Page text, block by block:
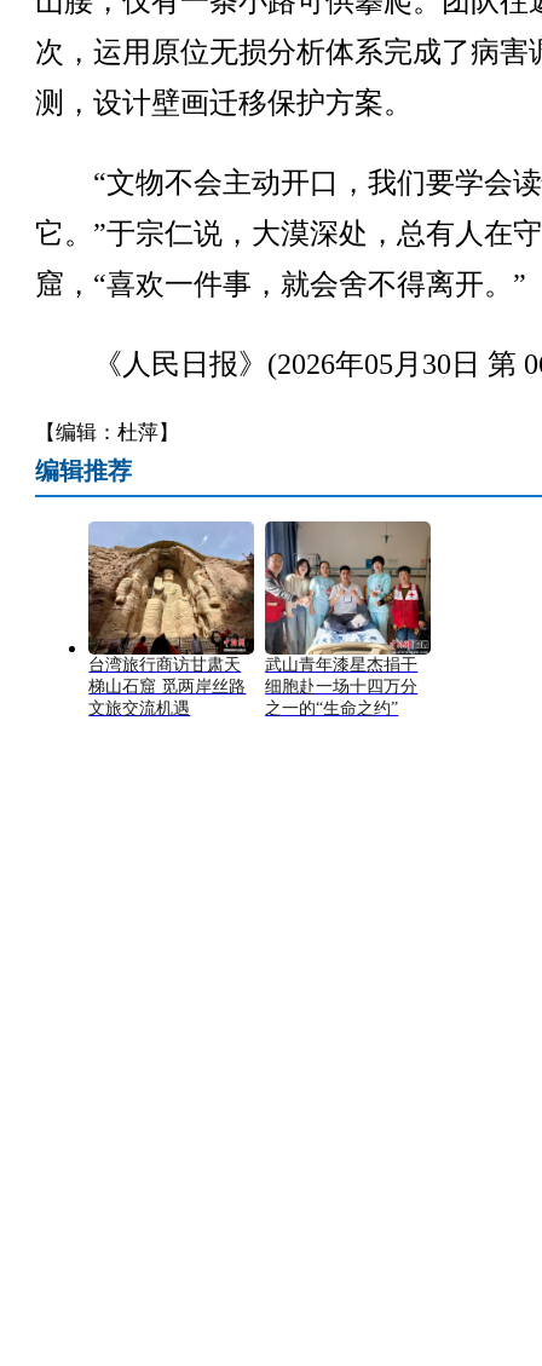
次，运用原位无损分析体系完成了病害
测，设计壁画迁移保护方案。
“文物不会主动开口，我们要学会
它。”于宗仁说，大漠深处，总有人在
窟，“喜欢一件事，就会舍不得离开。”
《人民日报》(2026年05月30日 第
【编辑：杜萍】
编辑推荐
台湾旅行商访甘肃天
梯山石窟 觅两岸丝路
文旅交流机遇
武山青年漆星杰捐干
细胞赴一场十四万分
之一的“生命之约”